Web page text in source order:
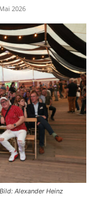
2026
Alexander Heinz